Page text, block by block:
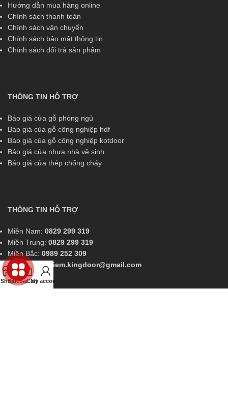
Hướng dẫn mua hàng online
Chính sách thanh toán
Chính sách vận chuyển
Chính sách bảo mật thông tin
Chính sách đổi trả sản phẩm
THÔNG TIN HỖ TRỢ
Báo giá cửa gỗ phòng ngủ
Báo giá của gỗ công nghiệp hdf
Báo giá của gỗ công nghiệp kotdoor
Báo giá cửa nhựa nhà vệ sinh
Báo giá cửa thép chống cháy
THÔNG TIN HỖ TRỢ
Miền Nam: 0829 299 319
Miền Trung: 0829 299 319
Miền Bắc: 0989 252 309
Kinh doanh: diem.kingdoor@gmail.com
ShopSidebarCart
My account